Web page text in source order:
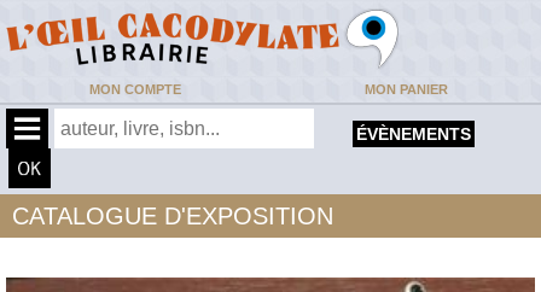
MON COMPTE MON PANIER
ÉVÈNEMENTS
CATALOGUE D'EXPOSITION